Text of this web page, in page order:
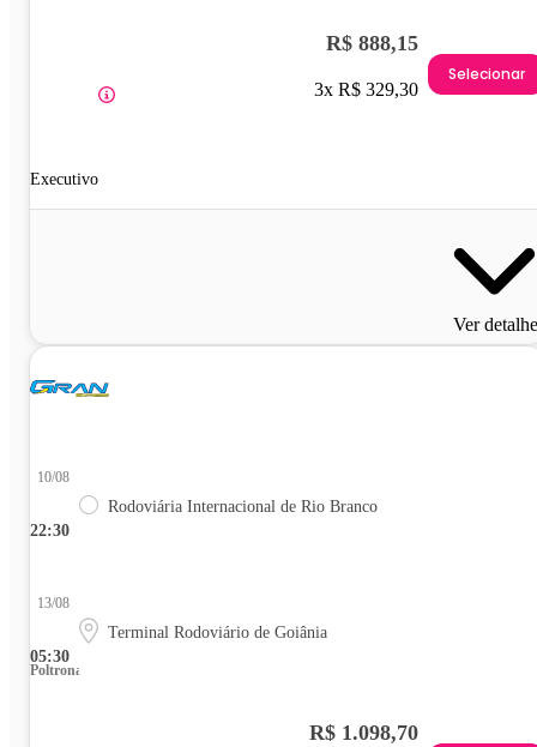
Executivo
R$ 888,15
3x R$ 329,30
Selecionar
Ver
22:30
10/08
Rodoviária Internacional de Rio Branco
05:30
13/08
Terminal Rodoviário de Goiânia
Poltrona
R$ 1.098,70